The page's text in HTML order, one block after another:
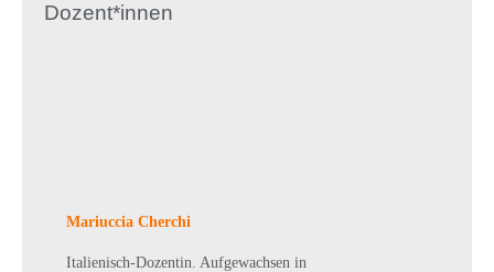
Dozent*innen
Mariuccia Cherchi
Italienisch-Dozentin. Aufgewachsen in